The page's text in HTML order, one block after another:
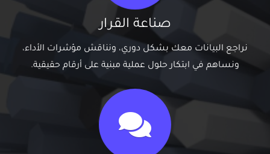
صناعة القرار
نراجع البيانات معك بشكل دوري، ونناقش مؤشرات الأداء،
ونساهم في ابتكار حلول عملية مبنية على أرقام حقيقية.